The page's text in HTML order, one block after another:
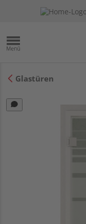
Glastüren